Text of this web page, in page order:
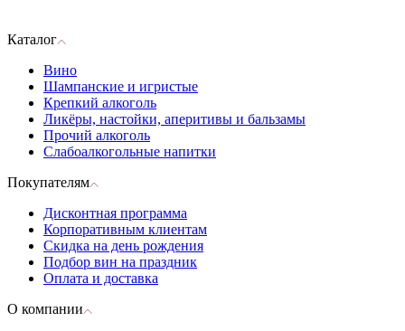
Каталог
Вино
Шампанские и игристые
Крепкий алкоголь
Ликёры, настойки, аперитивы и бальзамы
Прочий алкоголь
Слабоалкогольные напитки
Покупателям
Дисконтная программа
Корпоративным клиентам
Скидка на день рождения
Подбор вин на праздник
Оплата и доставка
О компании